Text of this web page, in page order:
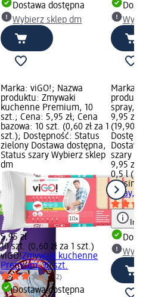
Dostawa dostępna
Wybierz sklep dm
Marka: viGO!; Nazwa
produktu: Zmywaki
kuchenne Premium, 10
szt.; Cena: 5,95 zł; Cena
bazowa: 10 szt. (0,60 zł za 1
szt.); Dostępność: Status
zielony Dostawa dostępna,
Status szary Wybierz sklep
dm
5,95 zł
10 szt. (0,60 zł za 1 szt.)
viGO!Zmywaki kuchenne
Premium, 10 szt.
(2)
Dostawa dostępna
Marka:
spray,
9,95 zł;
(19,90
szary
9,95 zł
0,5 l
Fresini
spray,